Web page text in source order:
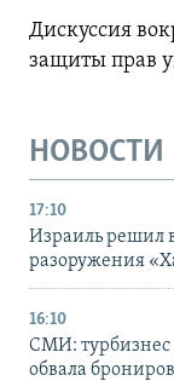
Дискуссия
защиты прав
НОВОСТИ
17:10
Израиль решил
разоружения
16:10
СМИ: турбизнес
обвала